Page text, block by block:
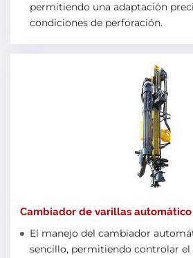
permitiendo una adaptación
condiciones de perforación.
Cambiador de varillas automático
El manejo del cambiador
sencillo, permitiendo controlar